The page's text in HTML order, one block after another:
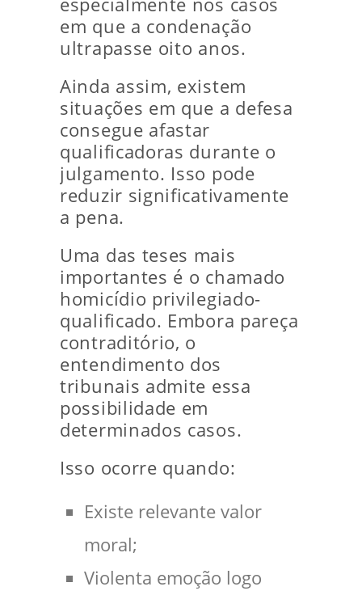
especialmente nos casos
em que a condenação
ultrapasse oito anos.
Ainda assim, existem
situações em que a defesa
consegue afastar
qualificadoras durante o
julgamento. Isso pode
reduzir significativamente
a pena.
Uma das teses mais
importantes é o chamado
homicídio privilegiado-
qualificado. Embora pareça
contraditório, o
entendimento dos
tribunais admite essa
possibilidade em
determinados casos.
Isso ocorre quando:
Existe relevante valor
moral;
Violenta emoção logo